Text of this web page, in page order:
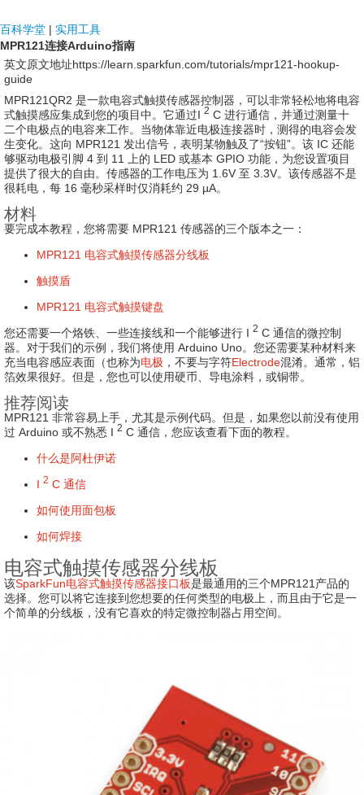
百科学堂 | 实用工具
MPR121连接Arduino指南
英文原文地址https://learn.sparkfun.com/tutorials/mpr121-hookup-
guide
MPR121QR2 是一款电容式触摸传感器控制器，可以非常轻松地将电容
式触摸感应集成到您的项目中。 它通过I 2 C 进行通信 ，并通过测量十
二个电极点的电容来工作。 当物体靠近电极连接器时，测得的电容会发
生变化。 这向 MPR121 发出信号，表明某物触及了“按钮”。 该 IC 还能
够驱动电极引脚 4 到 11 上的 LED 或基本 GPIO 功能，为您设置项目
提供了很大的自由。 传感器的工作电压为 1.6V 至 3.3V。 该传感器不是
很耗电，每 16 毫秒采样时仅消耗约 29 µA。
材料
要完成本教程，您将需要 MPR121 传感器的三个版本之一：
MPR121 电容式触摸传感器分线板
触摸盾
MPR121 电容式触摸键盘
您还需要一个烙铁、一些连接线和一个能够进行 I 2 C 通信的微控制
器。 对于我们的示例，我们将使用 Arduino Uno。 您还需要某种材料来
充当电容感应表面（也称为电极 ，不要与字符Electrode混淆。通常，铝
箔效果很好。但是，您也可以使用硬币、导电涂料，或铜带。
推荐阅读
MPR121 非常容易上手，尤其是示例代码。 但是，如果您以前没有使用
过 Arduino 或不熟悉 I 2 C 通信，您应该查看下面的教程。
什么是阿杜伊诺
I 2 C 通信
如何使用面包板
如何焊接
电容式触摸传感器分线板
该SparkFun电容式触摸传感器接口板是最通用的三个MPR121产品的
选择。 您可以将它连接到您想要的任何类型的电极上，而且由于它是一
个简单的分线板，没有它喜欢的特定微控制器占用空间。